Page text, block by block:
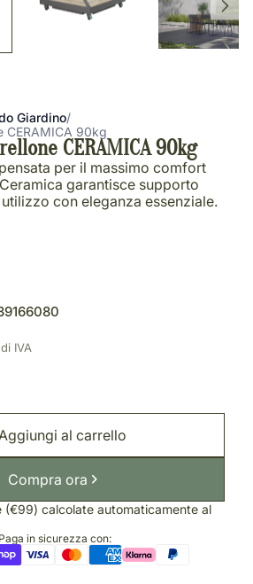
Giardino/
CERAMICA 90kg
CERAMICA 90kg
per il massimo comfort
garantisce supporto
con eleganza essenziale.
IVA
al carrello
Compra ora
(€99) calcolate automaticamente al
Paga in sicurezza con: